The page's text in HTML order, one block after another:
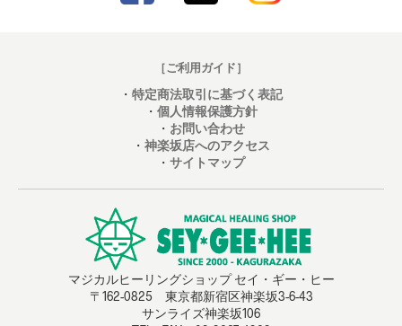
［ご利用ガイド］
・ 特定商法取引に基づく表記
・ 個人情報保護方針
・ お問い合わせ
・ 神楽坂店へのアクセス
・ サイトマップ
マジカルヒーリングショップ セイ・ギー・ヒー
〒162-0825 東京都新宿区神楽坂3-6-43
サンライズ神楽坂106